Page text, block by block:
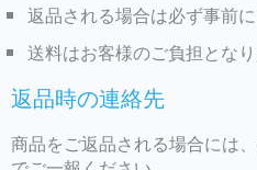
返品される場合は必ず事前に
送料はお客様のご負担となり
返品時の連絡先
商品をご返品される場合には